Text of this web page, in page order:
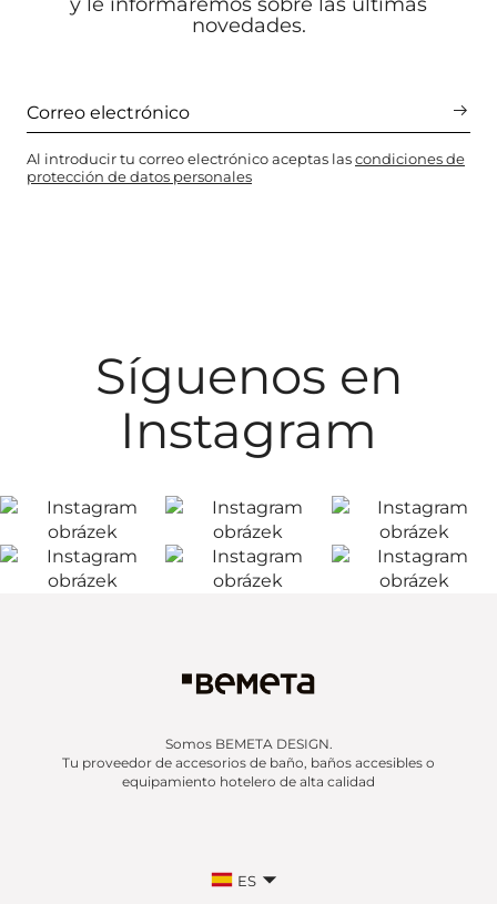
novedades.
Al introducir tu correo electrónico aceptas lascondiciones de
protección de datos personales
Síguenos en
Instagram
Somos BEMETA DESIGN.
Tu proveedor de accesorios de baño, baños accesibles o
equipamiento hotelero de alta calidad
ES